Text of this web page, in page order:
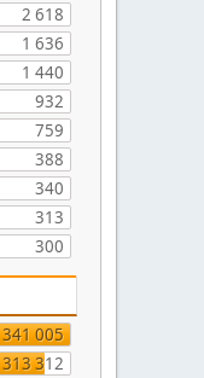
2 618
1 636
1 440
932
759
388
340
313
300
341 005
313 312